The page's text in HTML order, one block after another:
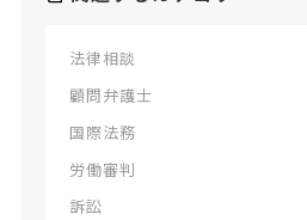
法律相談
顧問弁護士
国際法務
労働審判
訴訟